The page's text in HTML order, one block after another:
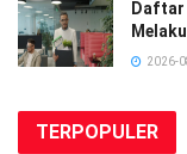
Daftar
2026-
TERPOPULER